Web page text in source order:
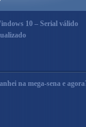
10 – Serial válido
na mega-sena e